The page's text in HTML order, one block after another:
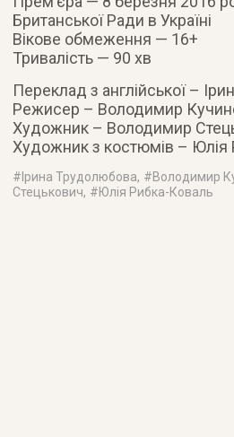
Британської Ради в Україні
Вікове обмеження — 16+
Тривалість — 90 хв
Переклад з англійської –
Режисер – Володимир
Художник – Володимир
Художник з костюмів – Юлія
#Ірина Трудолюбова, #Володимир
Стецькович, #Юлія Рибка-Коваль